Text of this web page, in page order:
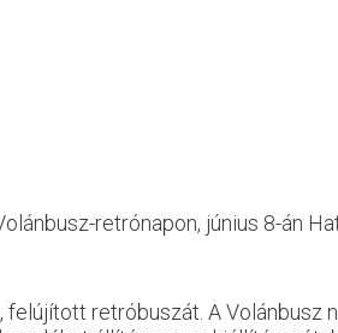
retrónapon, június 8-án
retróbuszát. A Volánbusz